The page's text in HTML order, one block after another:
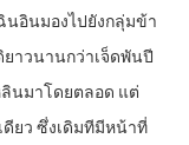
น​อิน​มอง​ไป​ยัง​กลุ่ม​ข้า
าวนาน​กว่า​เจ็ด​พันปี​
น​มาโดยตลอด​ แต่​
ยว​ ซึ่งเดิมที​มีหน้าที่​